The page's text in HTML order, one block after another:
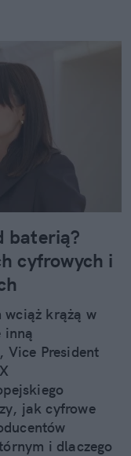
baterią?
cyfrowych i
wciąż krążą w
inną
Vice President
jak cyfrowe
i dlaczego